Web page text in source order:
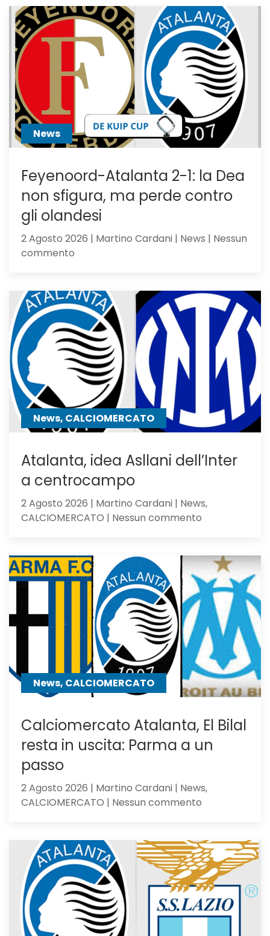
News
Feyenoord-Atalanta 2-1: la Dea
non sfigura, ma perde contro
gli olandesi
2 Agosto 2026 | Martino Cardani | News | Nessun
commento
2-
1:
la
Dea
non
sfigura,
ma
perde
contro
gli
News, CALCIOMERCATO
Atalanta, idea Asllani dell’Inter
a centrocampo
2 Agosto 2026 | Martino Cardani | News,
CALCIOMERCATO | Nessun commento
Asllani
dell’Inter
a
centrocampo
News, CALCIOMERCATO
Calciomercato Atalanta, El Bilal
resta in uscita: Parma a un
passo
2 Agosto 2026 | Martino Cardani | News,
CALCIOMERCATO | Nessun commento
El
Bilal
resta
in
uscita:
Parma